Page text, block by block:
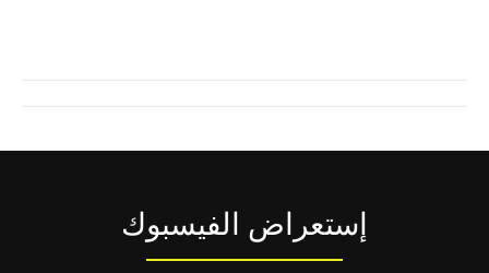
إستعراض الفيسبوك